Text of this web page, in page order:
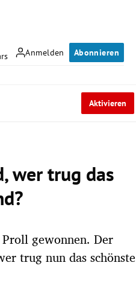
Anmelden Abonnieren
Aktivieren
wer trug das
gewonnen. Der
trug nun das schönste